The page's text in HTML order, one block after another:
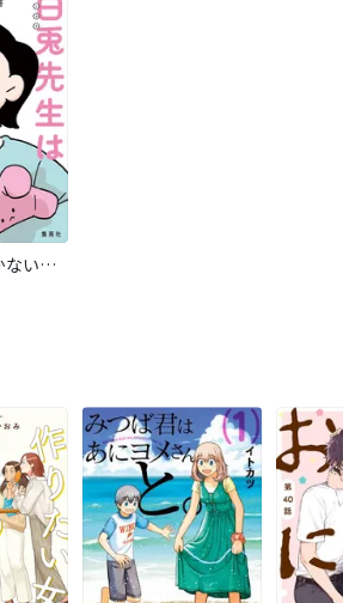
白兎先生は働かない【タテヨミ】